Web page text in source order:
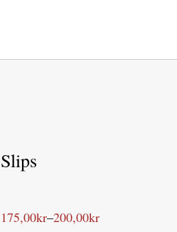
Slips
175,00kr–200,00kr
Prisintervall: